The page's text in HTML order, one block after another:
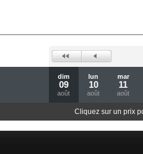
dim
09
août
lun
10
août
mar
11
août
Cliquez sur un prix